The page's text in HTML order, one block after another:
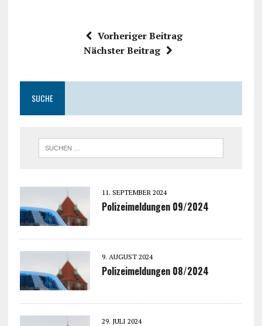
Vorheriger Beitrag
Nächster Beitrag
SUCHE
11. SEPTEMBER 2024
Polizeimeldungen 09/2024
9. AUGUST 2024
Polizeimeldungen 08/2024
29. JULI 2024